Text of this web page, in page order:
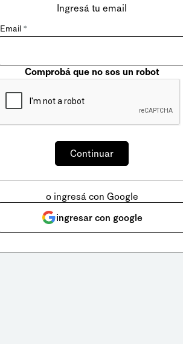
Ingresá tu email
Email *
Comprobá que no sos un robot
o ingresá con Google
ingresar con google